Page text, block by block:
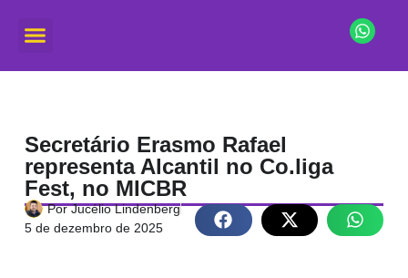
Secretário Erasmo Rafael
representa Alcantil no Co.liga
Fest, no MICBR
PorJucélio Lindenberg
5 de dezembro de 2025